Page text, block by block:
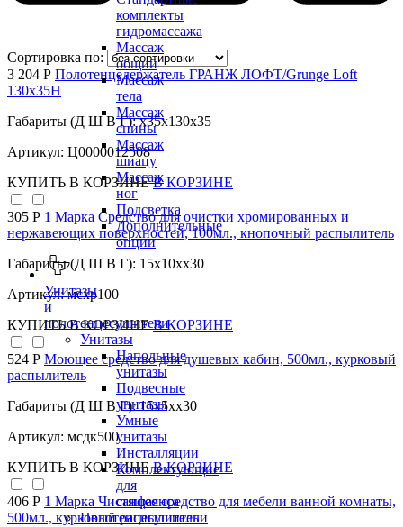
комплекты
гидромассажа
Массаж
общий
Массаж
тела
Массаж
спины
Массаж
шиацу
Массаж
ног
Подсветка
Дополнительные
опции
Унитазы
и
полотенцесушители
Унитазы
Напольные
унитазы
Подвесные
унитазы
Умные
унитазы
Инсталляции
Комплектующие
для
санфаянса
Полотенцесушители
Сортировка по:
3 204 Р Полотенцедержатель ГРАНЖ ЛОФТ/Grunge Loft
130х35Н
Габариты (Д Ш В Г): x35x130x35
Артикул: Ц0000012508
КУПИТЬ В КОРЗИНЕ В КОРЗИНЕ
305 Р 1 Марка Средство для очистки хромированных и
нержавеющих поверхностей, 100мл., кнопочный распылитель
Габариты (Д Ш В Г): 15x10xx30
Артикул: мсхр100
КУПИТЬ В КОРЗИНЕ В КОРЗИНЕ
524 Р Моющее средство для душевых кабин, 500мл., курковый
распылитель
Габариты (Д Ш В Г): 15x5xx30
Артикул: мсдк500
КУПИТЬ В КОРЗИНЕ В КОРЗИНЕ
406 Р 1 Марка Чистящее средство для мебели ванной комнаты,
500мл., курковый распылитель